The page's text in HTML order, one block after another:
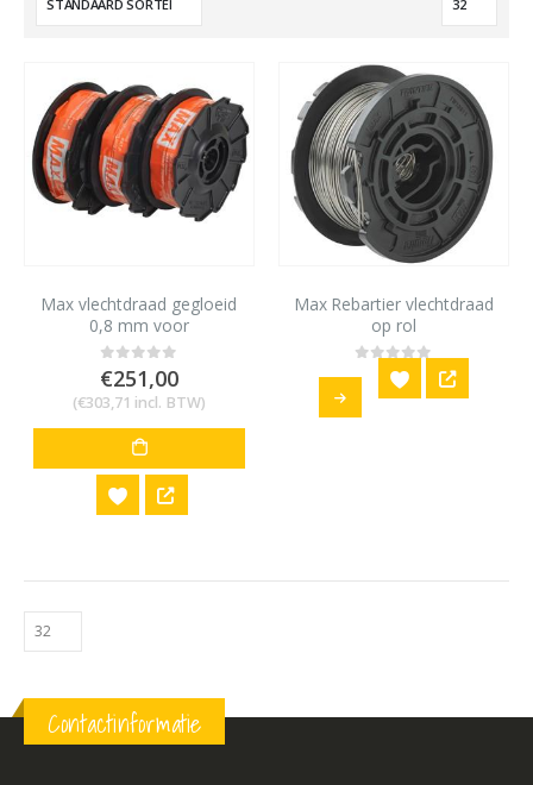
Max vlechtdraad gegloeid
0,8 mm voor
vlechtmachine Rebartier
RB398S
0out of 5
€251,00
(€303,71 incl. BTW)
Max Rebartier vlechtdraad
op rol
out of 5
Contactinformatie